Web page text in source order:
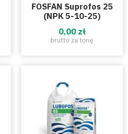
FOSFAN Suprofos 25
(NPK 5-10-25)
0,00 zł
brutto za tonę